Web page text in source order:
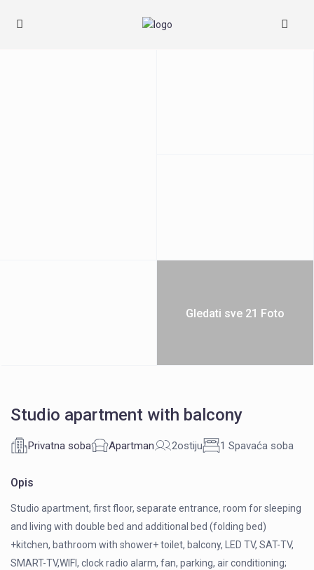
Gledati sve 21 Foto
Studio apartment with balcony
Privatna soba Apartman 2ostiju 1 Spavaća soba
Opis
Studio apartment, first floor, separate entrance, room for sleeping
and living with double bed and additional bed (folding bed)
+kitchen, bathroom with shower+ toilet, balcony, LED TV, SAT-TV,
SMART-TV,WIFI, clock radio alarm, fan, parking, air conditioning;